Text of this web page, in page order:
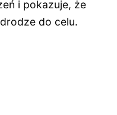
i pokazuje, że
do celu.